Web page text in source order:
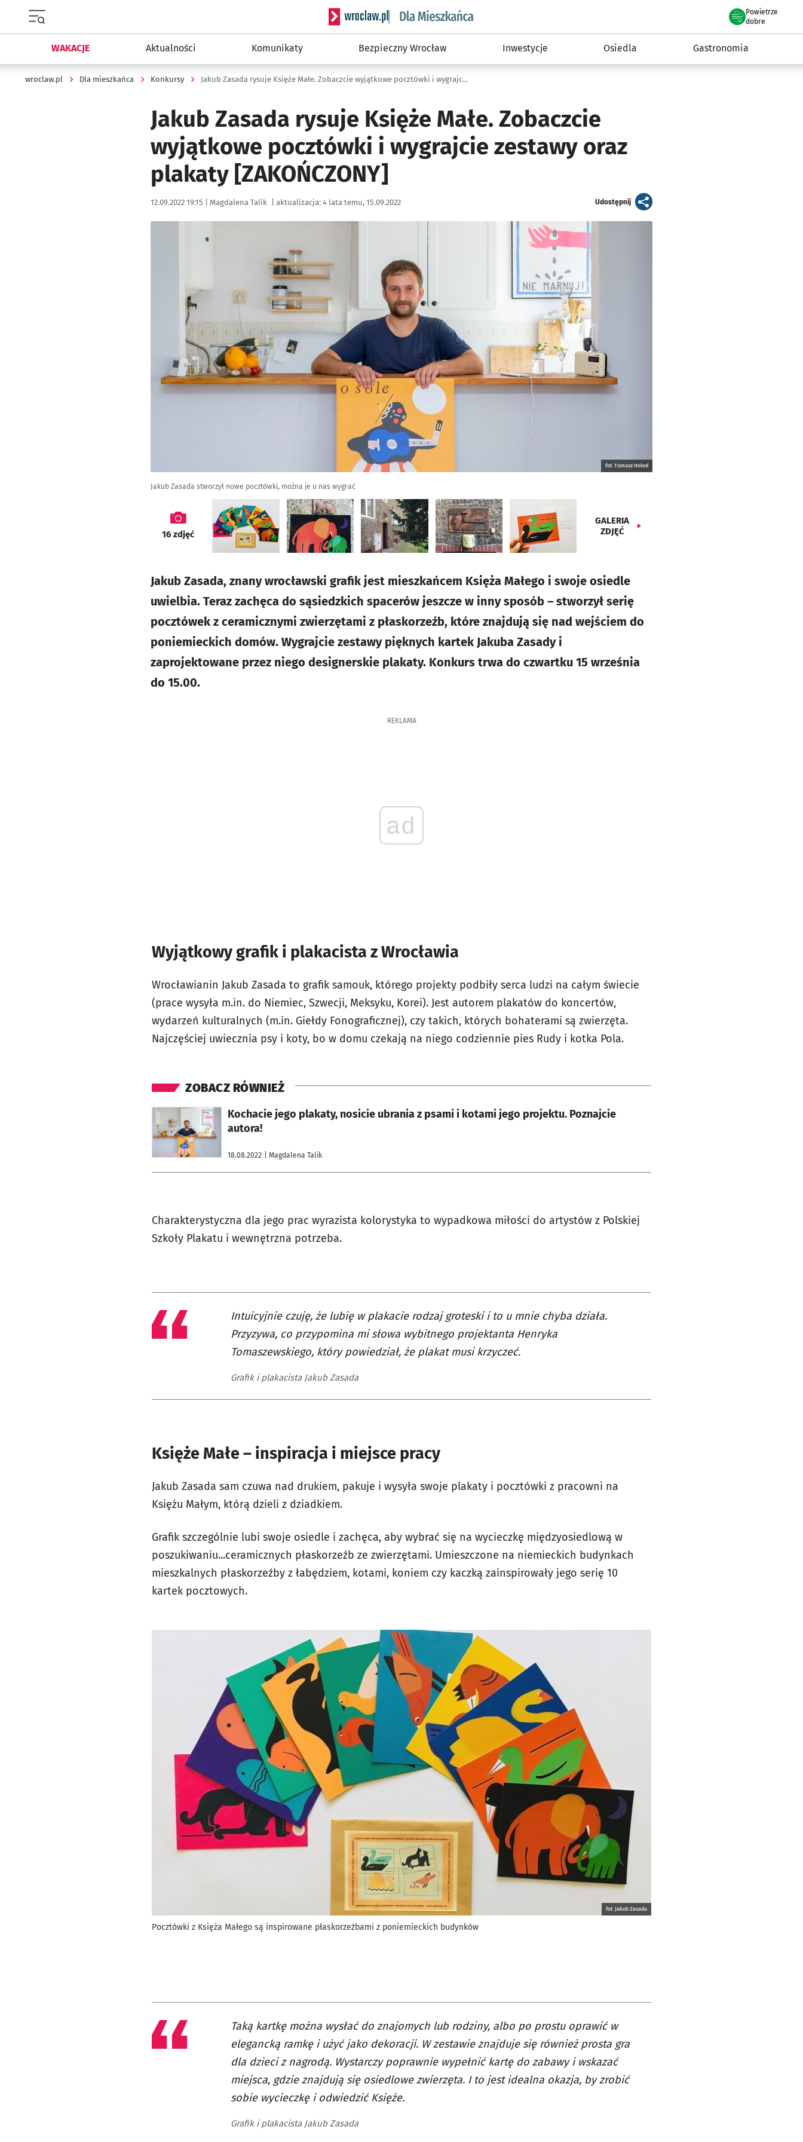
Serwis informacyjny wroclaw.pl podserwis: Dla mieszkańca
Powietrze
we Wrocławiu
dobre
WAKACJE Aktualności Komunikaty Bezpieczny Wrocław Inwestycje Osiedla Gastronomia
wroclaw.pl Dla mieszkańca Konkursy Jakub Zasada rysuje Księże Małe. Zobaczcie wyjątkowe pocztówki i wygrajcie zestawy oraz plakaty [ZAKOŃCZONY]
Jakub Zasada rysuje Księże Małe. Zobaczcie
wyjątkowe pocztówki i wygrajcie zestawy oraz
plakaty [ZAKOŃCZONY]
Data publikacji:
12.09.2022 19:15 | Autor:
Magdalena Talik aktualizacja: 4 lata temu, 15.09.2022 Udostępnijartykuł
fot. Tomasz Hołod
Jakub Zasada stworzył nowe pocztówki, można je u nas wygrać
galeria
16zdjęć
GALERIA
ZDJĘĆ
Jakub Zasada, znany wrocławski grafik jest mieszkańcem Księża Małego i swoje osiedle
uwielbia. Teraz zachęca do sąsiedzkich spacerów jeszcze w inny sposób – stworzył serię
pocztówek z ceramicznymi zwierzętami z płaskorzeźb, które znajdują się nad wejściem do
poniemieckich domów. Wygrajcie zestawy pięknych kartek Jakuba Zasady i
zaprojektowane przez niego designerskie plakaty. Konkurs trwa do czwartku 15 września
do 15.00.
REKLAMA
ad
Wyjątkowy grafik i plakacista z Wrocławia
Wrocławianin Jakub Zasada to grafik samouk, którego projekty podbiły serca ludzi na całym świecie
(prace wysyła m.in. do Niemiec, Szwecji, Meksyku, Korei). Jest autorem plakatów do koncertów,
wydarzeń kulturalnych (m.in. Giełdy Fonograficznej), czy takich, których bohaterami są zwierzęta.
Najczęściej uwiecznia psy i koty, bo w domu czekają na niego codziennie pies Rudy i kotka Pola.
ZOBACZ RÓWNIEŻ
Kochacie jego plakaty, nosicie ubrania z psami i kotami jego projektu. Poznajcie
autora!
18.08.2022 | Magdalena Talik
otworzy się w nowej karcie
Charakterystyczna dla jego prac wyrazista kolorystyka to wypadkowa miłości do artystów z Polskiej
Szkoły Plakatu i wewnętrzna potrzeba.
Intuicyjnie czuję, że lubię w plakacie rodzaj groteski i to u mnie chyba działa.
Przyzywa, co przypomina mi słowa wybitnego projektanta Henryka
Tomaszewskiego, który powiedział, że plakat musi krzyczeć.
Grafik i plakacista Jakub Zasada
Księże Małe – inspiracja i miejsce pracy
Jakub Zasada sam czuwa nad drukiem, pakuje i wysyła swoje plakaty i pocztówki z pracowni na
Księżu Małym, którą dzieli z dziadkiem.
Grafik szczególnie lubi swoje osiedle i zachęca, aby wybrać się na wycieczkę międzyosiedlową w
poszukiwaniu...ceramicznych płaskorzeźb ze zwierzętami. Umieszczone na niemieckich budynkach
mieszkalnych płaskorzeźby z łabędziem, kotami, koniem czy kaczką zainspirowały jego serię 10
kartek pocztowych.
fot. Jakub Zasada
Pocztówki z Księża Małego są inspirowane płaskorzeźbami z poniemieckich budynków
Taką kartkę można wysłać do znajomych lub rodziny, albo po prostu oprawić w
elegancką ramkę i użyć jako dekoracji. W zestawie znajduje się również prosta gra
dla dzieci z nagrodą. Wystarczy poprawnie wypełnić kartę do zabawy i wskazać
miejsca, gdzie znajdują się osiedlowe zwierzęta. I to jest idealna okazja, by zrobić
sobie wycieczkę i odwiedzić Księże.
Grafik i plakacista Jakub Zasada